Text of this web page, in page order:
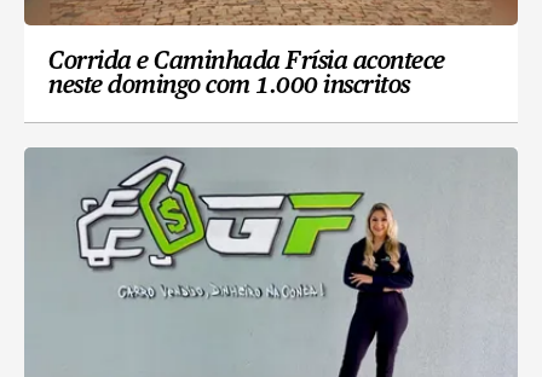
Corrida e Caminhada Frísia acontece
neste domingo com 1.000 inscritos